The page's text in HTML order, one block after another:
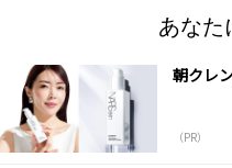
あなた
朝クレ
（PR）